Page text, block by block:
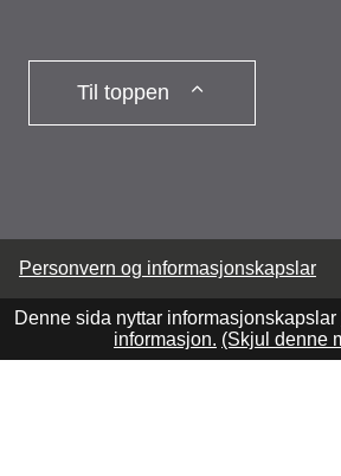
Til toppen
Personvern og informasjonskapslar
Denne sida nyttar informasjonskapslar
informasjon. (Skjul denne